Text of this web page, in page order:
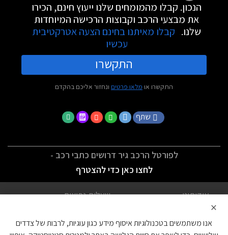
הנכון. קבלו מהמומחים שלנו ייעוץ חינם, הכירו
את מבצעי הרכב וקבוצות הרכישה המיוחדות
שלנו. קבלו מאיתנו בחינם הצעה אטרקטיבית
עכשיו
התקשרו
התקשרו או מלאו פרטים ונחזור אליכם בהקדם
שתף
לפורטל הרכב גיר דרושים כתבי רכב -
לחצו כאן כדי להצטרף
אודותינו
שאלות נפוצות
×
אנו משתמשים בטכנולוגיות איסוף מידע כגון עוגיות, לרבות של צדדים